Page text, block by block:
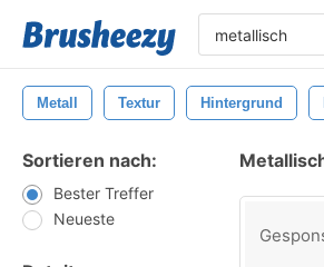
Metall Textur Hintergrund
Sortieren nach:
Bester Treffer
Neueste